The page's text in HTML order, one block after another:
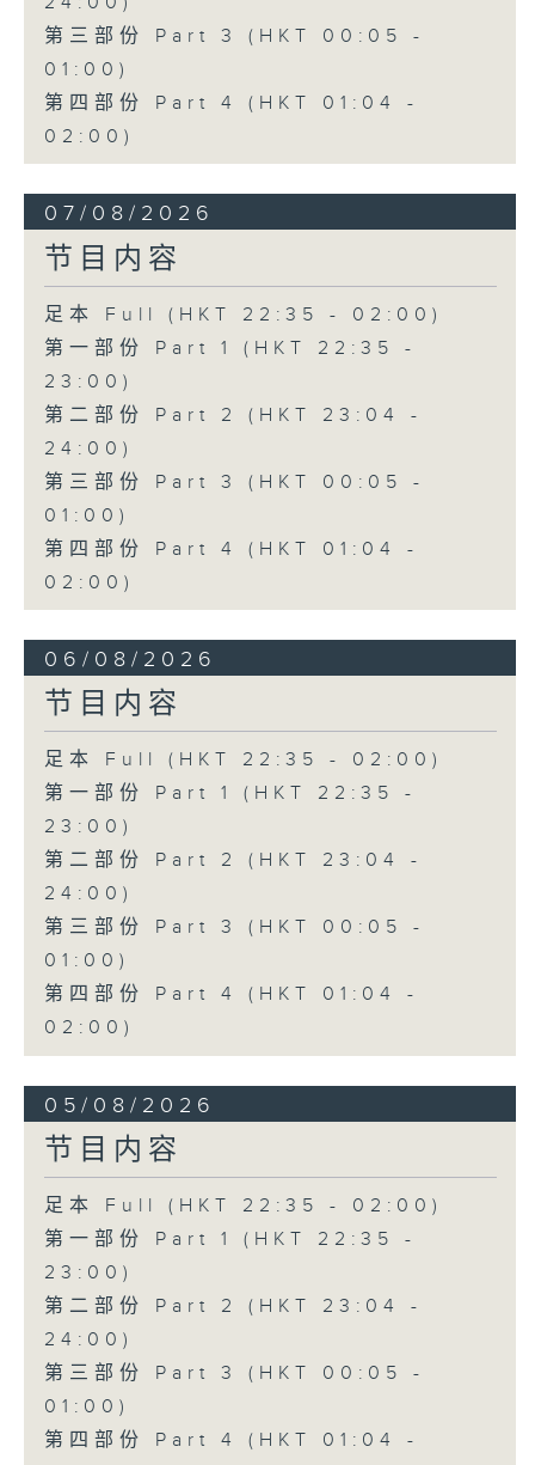
第三部份 Part 3 (HKT 00:05 -
01:00)
第四部份 Part 4 (HKT 01:04 -
02:00)
07/08/2026
节目内容
足本 Full (HKT 22:35 - 02:00)
第一部份 Part 1 (HKT 22:35 -
23:00)
第二部份 Part 2 (HKT 23:04 -
24:00)
第三部份 Part 3 (HKT 00:05 -
01:00)
第四部份 Part 4 (HKT 01:04 -
02:00)
06/08/2026
节目内容
足本 Full (HKT 22:35 - 02:00)
第一部份 Part 1 (HKT 22:35 -
23:00)
第二部份 Part 2 (HKT 23:04 -
24:00)
第三部份 Part 3 (HKT 00:05 -
01:00)
第四部份 Part 4 (HKT 01:04 -
02:00)
05/08/2026
节目内容
足本 Full (HKT 22:35 - 02:00)
第一部份 Part 1 (HKT 22:35 -
23:00)
第二部份 Part 2 (HKT 23:04 -
24:00)
第三部份 Part 3 (HKT 00:05 -
01:00)
第四部份 Part 4 (HKT 01:04 -